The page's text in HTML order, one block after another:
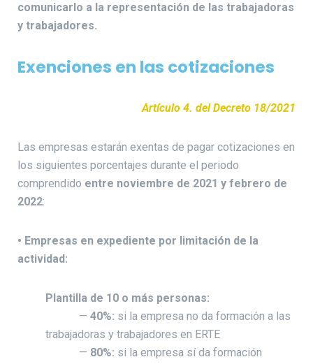
comunicarlo a la representación de las trabajadoras
y trabajadores.
Exenciones en las cotizaciones
Artículo 4. del Decreto 18/2021
Las empresas estarán exentas de pagar cotizaciones en
los siguientes porcentajes durante el periodo
comprendido entre noviembre de 2021 y febrero de
2022:
• Empresas en expediente por limitación de la
actividad:
Plantilla de 10 o más personas:
— 40%: si la empresa no da formación a las
trabajadoras y trabajadores en ERTE
— 80%: si la empresa sí da formación